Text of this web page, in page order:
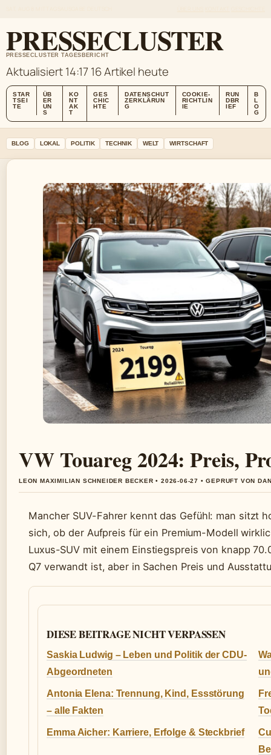
PRESSECLUSTER
PRESSECLUSTER TAGESBERICHT
Aktualisiert 14:1716 Artikel heute
STAR
TSEI
TE
ÜB
ER
UN
S
KO
NT
AK
T
GES
CHIC
HTE
DATENSCHUT
ZERKLÄRUN
G
COOKIE-
RICHTLIN
IE
RUN
DBR
IEF
B
L
O
G
BLOG LOKAL POLITIK TECHNIK WELT WIRTSCHAFT
VW Touareg 2024: Preis,
LEON MAXIMILIAN SCHNEIDER BECKER • 2026-06-27 • GEPRUFT VON
Mancher SUV-Fahrer kennt das Gefühl: man sitzt
sich, ob der Aufpreis für ein Premium-Modell
Luxus-SUV mit einem Einstiegspreis von knapp
Q7 verwandt ist, aber in Sachen Preis und
DIESE BEITRAGE NICHT VERPASSEN
Saskia Ludwig – Leben und Politik der CDU-
Abgeordneten
Antonia Elena: Trennung, Kind, Essstörung
– alle Fakten
Emma Aicher: Karriere, Erfolge & Steckbrief